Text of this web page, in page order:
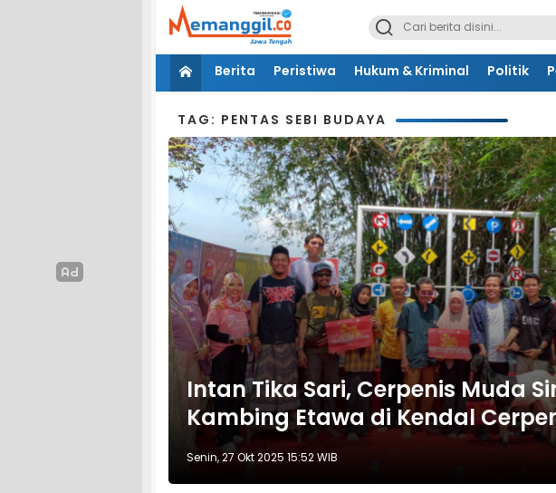
Berita Peristiwa Hukum & Kriminal Politik
TAG: PENTAS SEBI BUDAYA
Intan Tika Sari, Cerpenis Muda
Kambing Etawa di Kendal
Senin, 27 Okt 2025 15:52 WIB